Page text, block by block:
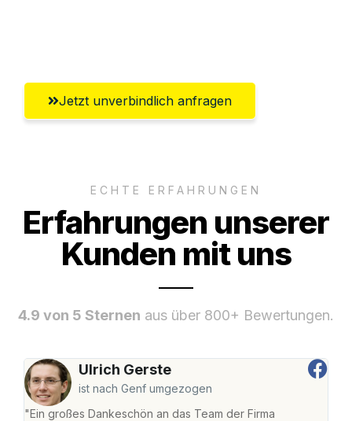
Jetzt unverbindlich anfragen
ECHTE ERFAHRUNGEN
Erfahrungen unserer
Kunden mit uns
4.9 von 5 Sternen aus über 800+ Bewertungen.
Ulrich Gerste
ist nach Genf umgezogen
"Ein großes Dankeschön an das Team der Firma